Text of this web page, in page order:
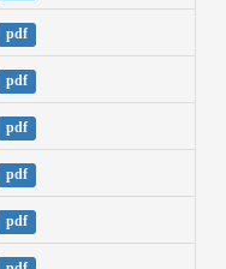
pdf
pdf
pdf
pdf
pdf